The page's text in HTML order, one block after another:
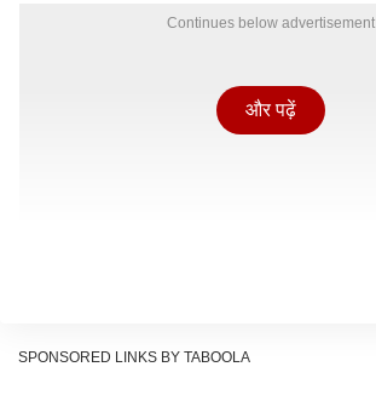
Continues below advertisement
और पढ़ें
SPONSORED LINKS BY TABOOLA